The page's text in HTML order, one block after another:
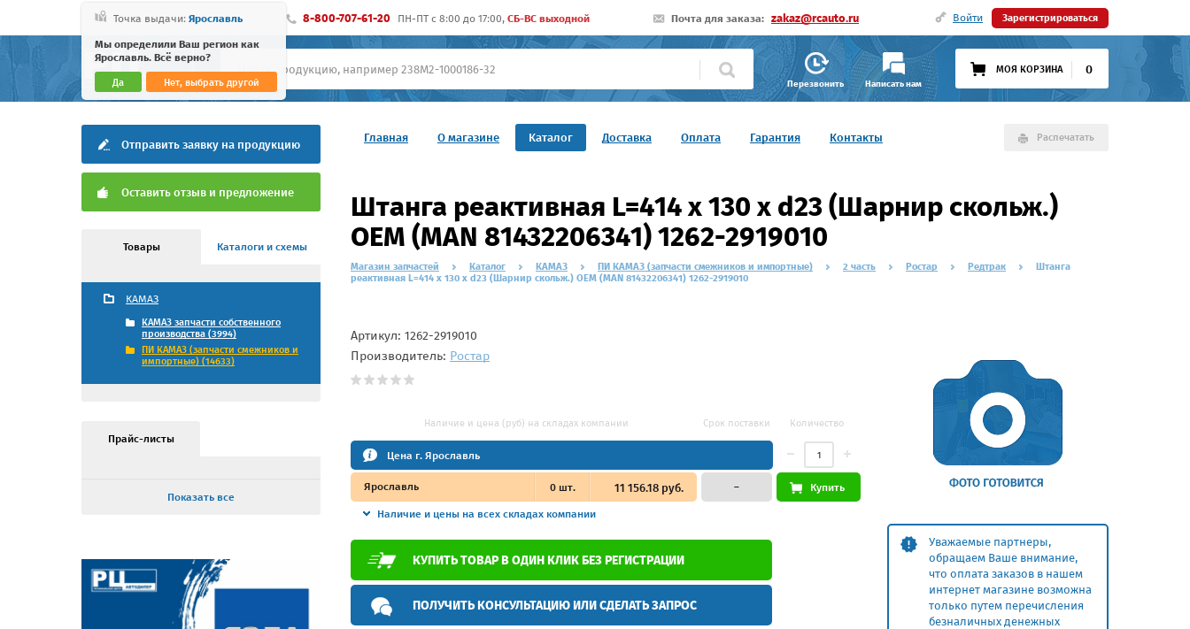
Точка выдачи: Ярославль
Мы определили Ваш регион как
Ярославль. Всё верно?
Да Нет, выбрать другой
8-800-707-61-20 ПН-ПТ c 8:00 до 17:00, СБ-ВС выходной Почта для заказа: zakaz@rcauto.ru Войти Зарегистрироваться
Перезвонить Написать нам
МОЯ КОРЗИНА 0
Главная О магазине Каталог Доставка Оплата Гарантия Контакты Распечатать
Отправить заявку на продукцию
Оставить отзыв и предложение
Товары Каталоги и схемы
КАМАЗ
КАМАЗ запчасти собственного
производства (3994)
ПИ КАМАЗ (запчасти смежников и
импортные) (14633)
Прайс-листы
Показать все
Штанга реактивная L=414 x 130 x d23 (Шарнир скольж.)
OEM (MAN 81432206341) 1262-2919010
Магазин запчастей Каталог КАМАЗ ПИ КАМАЗ (запчасти смежников и импортные) 2 часть Ростар Редтрак
Штанга
реактивная L=414 x 130 x d23 (Шарнир скольж.) OEM (MAN 81432206341) 1262-2919010
Уважаемые партнеры,
обращаем Ваше внимание,
что оплата заказов в нашем
интернет магазине возможна
только путем перечисления
безналичных денежных
Артикул: 1262-2919010
Производитель: Ростар
Наличие и цена (руб) на складах компании Срок поставки Количество
Цена г. Ярославль
Ярославль 0шт. 11 156.18 руб.
Наличие и цены на всех складах компании
– Купить
КУПИТЬ ТОВАР В ОДИН КЛИК БЕЗ РЕГИСТРАЦИИ
ПОЛУЧИТЬ КОНСУЛЬТАЦИЮ ИЛИ СДЕЛАТЬ ЗАПРОС